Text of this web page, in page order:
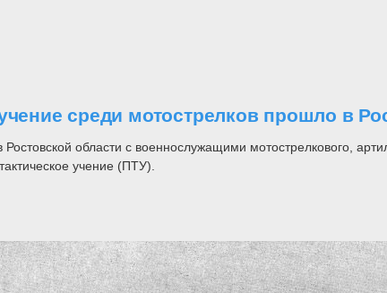
среди мотострелков прошло в
области с военнослужащими мотострелкового,
учение (ПТУ).